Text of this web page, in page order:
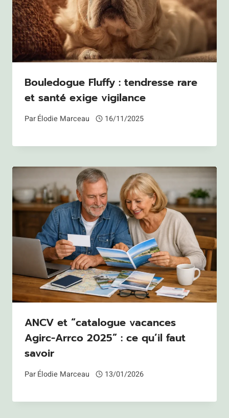
Bouledogue Fluffy : tendresse rare
et santé exige vigilance
ParÉlodie Marceau 16/11/2025
ANCV et “catalogue vacances
Agirc-Arrco 2025” : ce qu’il faut
savoir
ParÉlodie Marceau 13/01/2026